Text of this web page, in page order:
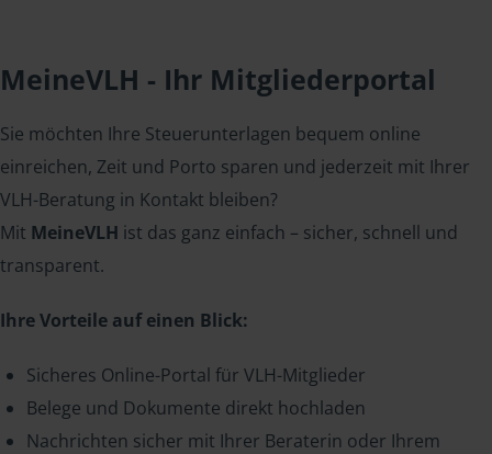
MeineVLH - Ihr Mitgliederportal
Sie möchten Ihre Steuerunterlagen bequem online
einreichen, Zeit und Porto sparen und jederzeit mit Ihrer
VLH-Beratung in Kontakt bleiben?
Mit MeineVLH ist das ganz einfach – sicher, schnell und
transparent.
Ihre Vorteile auf einen Blick:
Sicheres Online-Portal für VLH-Mitglieder
Belege und Dokumente direkt hochladen
Nachrichten sicher mit Ihrer Beraterin oder Ihrem